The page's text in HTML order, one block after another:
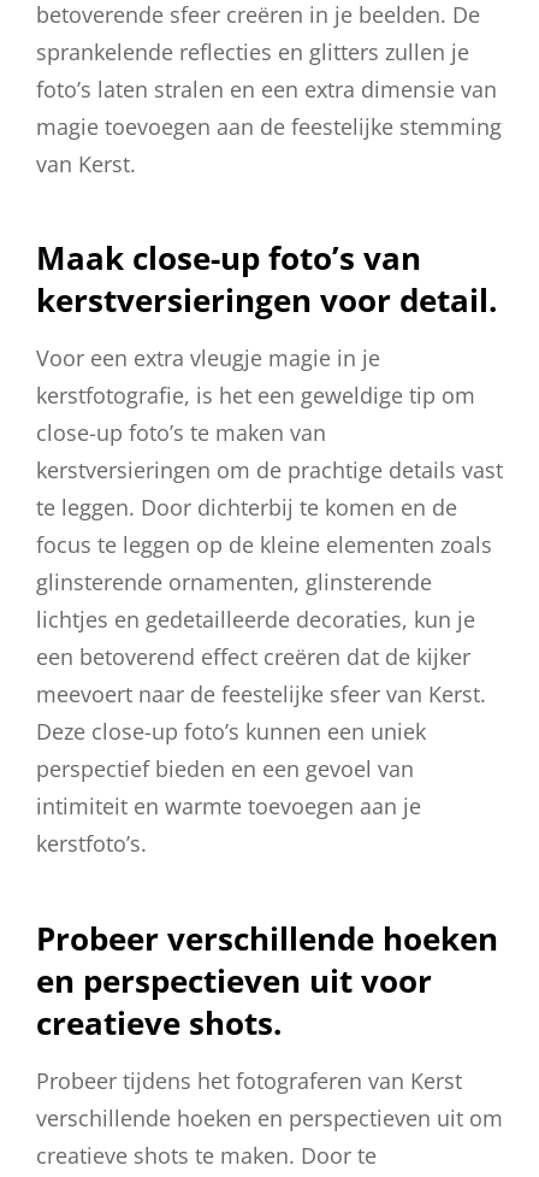
betoverende sfeer creëren in je beelden. De
sprankelende reflecties en glitters zullen je
foto’s laten stralen en een extra dimensie van
magie toevoegen aan de feestelijke stemming
van Kerst.
Maak close-up foto’s van
kerstversieringen voor detail.
Voor een extra vleugje magie in je
kerstfotografie, is het een geweldige tip om
close-up foto’s te maken van
kerstversieringen om de prachtige details vast
te leggen. Door dichterbij te komen en de
focus te leggen op de kleine elementen zoals
glinsterende ornamenten, glinsterende
lichtjes en gedetailleerde decoraties, kun je
een betoverend effect creëren dat de kijker
meevoert naar de feestelijke sfeer van Kerst.
Deze close-up foto’s kunnen een uniek
perspectief bieden en een gevoel van
intimiteit en warmte toevoegen aan je
kerstfoto’s.
Probeer verschillende hoeken
en perspectieven uit voor
creatieve shots.
Probeer tijdens het fotograferen van Kerst
verschillende hoeken en perspectieven uit om
creatieve shots te maken. Door te